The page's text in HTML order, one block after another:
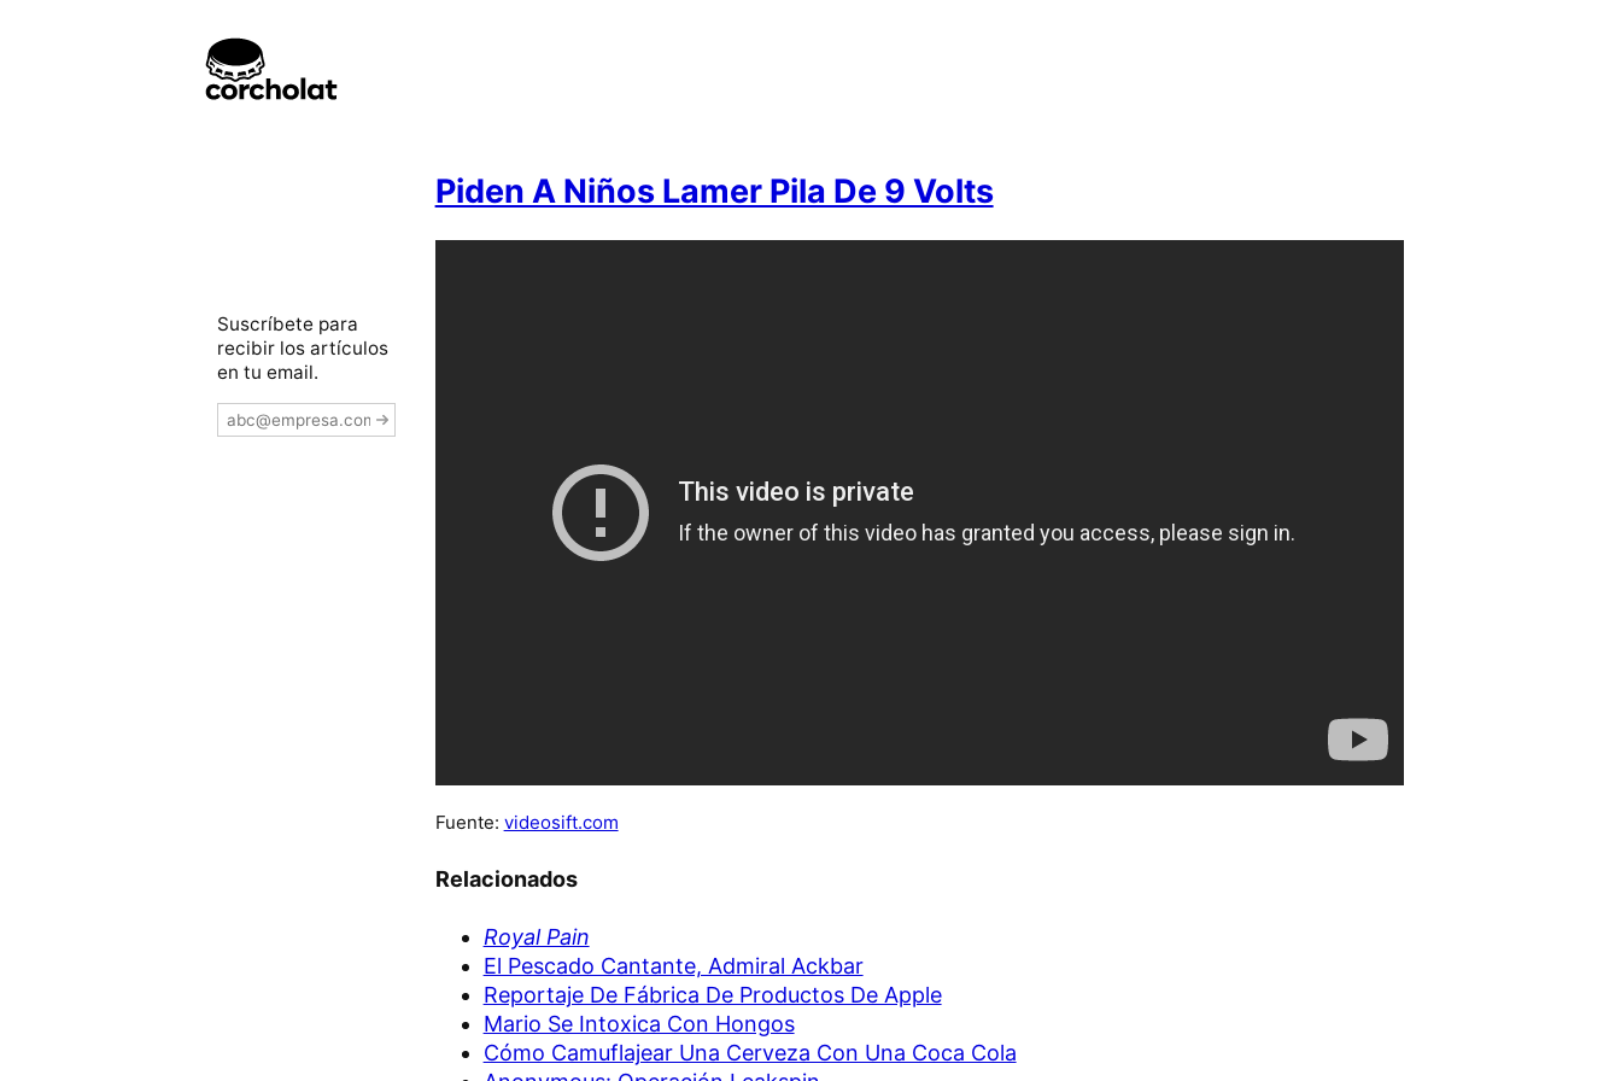
Piden A Niños Lamer Pila De 9 Volts
Fuente: videosift.com
Relacionados
Royal Pain
El Pescado Cantante, Admiral Ackbar
Reportaje De Fábrica De Productos De Apple
Mario Se Intoxica Con Hongos
Cómo Camuflajear Una Cerveza Con Una Coca Cola
Suscríbete para
recibir los artículos
en tu email.